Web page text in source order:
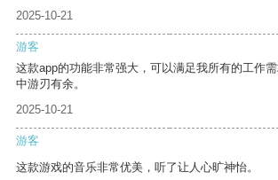
2025-10-21
游客
这款app的功能非常强大，可以满足我所有的工作
中游刃有余。
2025-10-21
游客
这款游戏的音乐非常优美，听了让人心旷神怡。